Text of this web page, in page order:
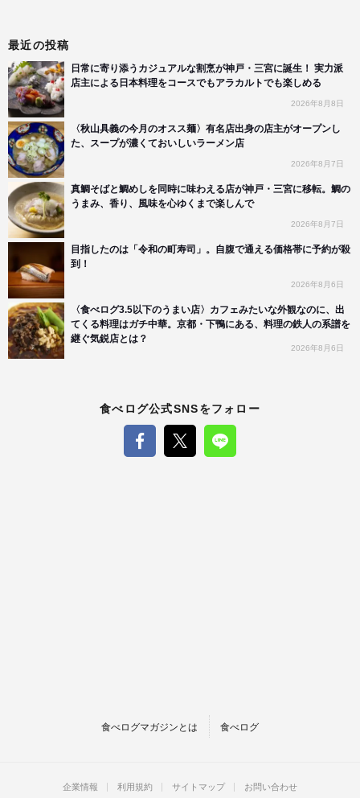
最近の投稿
日常に寄り添うカジュアルな割烹が神戸・三宮に誕生！ 実力派
店主による日本料理をコースでもアラカルトでも楽しめる
2026年8月8日
〈秋山具義の今月のオスス麺〉有名店出身の店主がオープンし
た、スープが濃くておいしいラーメン店
2026年8月7日
真鯛そばと鯛めしを同時に味わえる店が神戸・三宮に移転。鯛の
うまみ、香り、風味を心ゆくまで楽しんで
2026年8月7日
目指したのは「令和の町寿司」。自腹で通える価格帯に予約が殺
到！
2026年8月6日
〈食べログ3.5以下のうまい店〉カフェみたいな外観なのに、出
てくる料理はガチ中華。京都・下鴨にある、料理の鉄人の系譜を
継ぐ気鋭店とは？
2026年8月6日
食べログ公式SNSをフォロー
食べログマガジンとは 食べログ
企業情報 利用規約 サイトマップ お問い合わせ